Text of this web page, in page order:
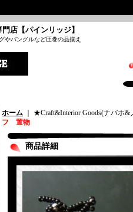
店【パインリッジ】
やバングルなど圧巻の品揃え
ホーム ｜ ★Craft&Interior Goods(ナバホ
フ 置物
商品詳細